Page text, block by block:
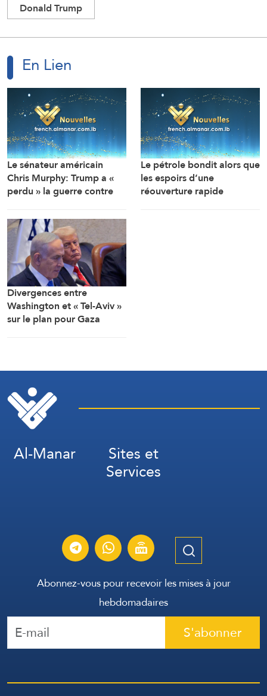
Donald Trump
En Lien
Le sénateur américain
Chris Murphy: Trump a «
perdu » la guerre contre
affaiblit Washington
Le pétrole bondit alors que
les espoirs d’une
réouverture rapide
Divergences entre
Washington et « Tel-Aviv »
sur le plan pour Gaza
Al-Manar Sites et
Services
Abonnez-vous pour recevoir les mises à jour
hebdomadaires
S'abonner